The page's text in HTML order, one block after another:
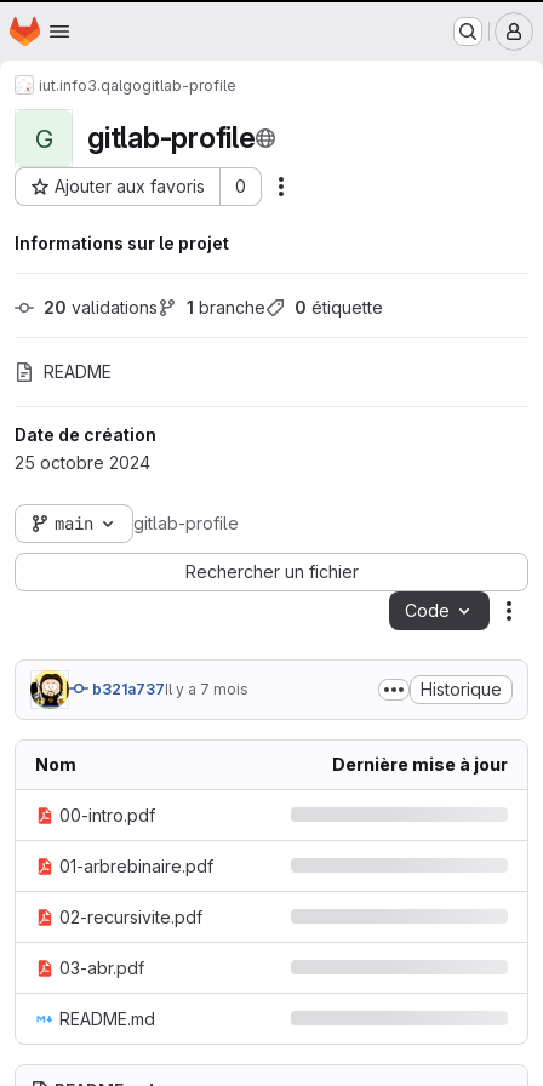
Passer au contenu principal
Page d'accueil
iut.info3.qalgogitlab-profile
G gitlab-profile
Ajouter aux favoris 0
ID du projet : 26275
Informations sur le projet
20 validations 1 branche 0 étiquette
README
Date de création
25 octobre 2024
main gitlab-profile
Rechercher un fichier
Code
b321a737Il y a 7 mois Historique
Nom Dernière mise à jour
00-intro.pdf
01-arbrebinaire.pdf
02-recursivite.pdf
03-abr.pdf
README.md